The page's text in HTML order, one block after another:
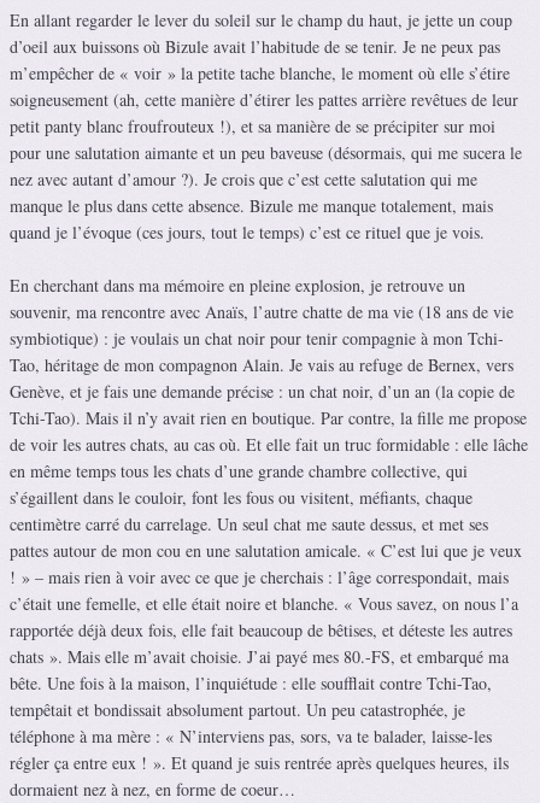
En allant regarder le lever du soleil sur le champ du haut, je jette un coup
d’oeil aux buissons où Bizule avait l’habitude de se tenir. Je ne peux pas
m’empêcher de « voir » la petite tache blanche, le moment où elle s’étire
soigneusement (ah, cette manière d’étirer les pattes arrière revêtues de leur
petit panty blanc froufrouteux !), et sa manière de se précipiter sur moi
pour une salutation aimante et un peu baveuse (désormais, qui me sucera le
nez avec autant d’amour ?). Je crois que c’est cette salutation qui me
manque le plus dans cette absence. Bizule me manque totalement, mais
quand je l’évoque (ces jours, tout le temps) c’est ce rituel que je vois.
En cherchant dans ma mémoire en pleine explosion, je retrouve un
souvenir, ma rencontre avec Anaïs, l’autre chatte de ma vie (18 ans de vie
symbiotique) : je voulais un chat noir pour tenir compagnie à mon Tchi-
Tao, héritage de mon compagnon Alain. Je vais au refuge de Bernex, vers
Genève, et je fais une demande précise : un chat noir, d’un an (la copie de
Tchi-Tao). Mais il n’y avait rien en boutique. Par contre, la fille me propose
de voir les autres chats, au cas où. Et elle fait un truc formidable : elle lâche
en même temps tous les chats d’une grande chambre collective, qui
s’égaillent dans le couloir, font les fous ou visitent, méfiants, chaque
centimètre carré du carrelage. Un seul chat me saute dessus, et met ses
pattes autour de mon cou en une salutation amicale. « C’est lui que je veux
! » – mais rien à voir avec ce que je cherchais : l’âge correspondait, mais
c’était une femelle, et elle était noire et blanche. « Vous savez, on nous l’a
rapportée déjà deux fois, elle fait beaucoup de bêtises, et déteste les autres
chats ». Mais elle m’avait choisie. J’ai payé mes 80.-FS, et embarqué ma
bête. Une fois à la maison, l’inquiétude : elle soufflait contre Tchi-Tao,
tempêtait et bondissait absolument partout. Un peu catastrophée, je
téléphone à ma mère : « N’interviens pas, sors, va te balader, laisse-les
régler ça entre eux ! ». Et quand je suis rentrée après quelques heures, ils
dormaient nez à nez, en forme de coeur…